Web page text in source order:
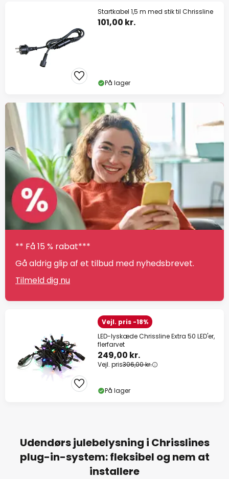
Startkabel 1,5 m med stik til Chrissline
101,00 kr.
På lager
** Få 15 % rabat***
Gå aldrig glip af et tilbud med nyhedsbrevet.
Tilmeld dig nu
Vejl. pris -18%
LED-lyskæde Chrissline Extra 50 LED'er,
flerfarvet
249,00 kr.
Vejl. pris306,00 kr.
På lager
Udendørs julebelysning i Chrisslines
plug-in-system: fleksibel og nem at
installere